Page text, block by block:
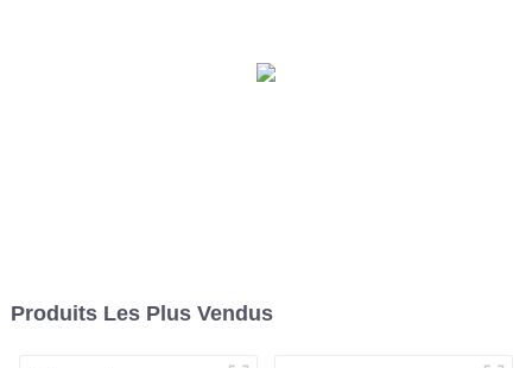
Produits Les Plus Vendus